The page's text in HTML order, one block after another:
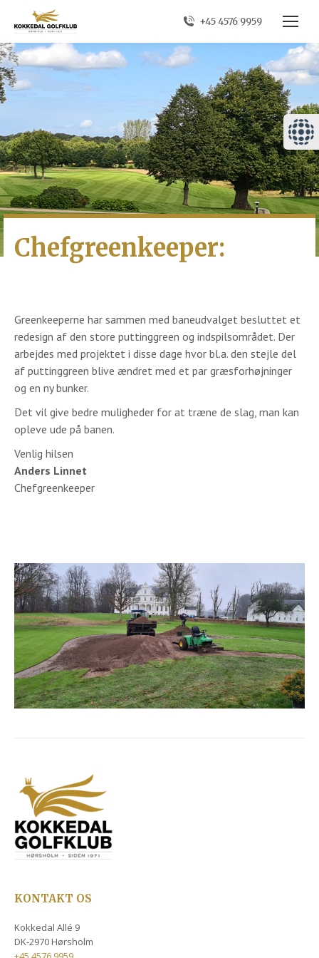
+45 4576 9959
Chefgreenkeeper:
Greenkeeperne har sammen med baneudvalget besluttet et
redesign af den store puttinggreen og indspilsområdet. Der
arbejdes med projektet i disse dage hvor bl.a. den stejle del
af puttinggreen blive ændret med et par græsforhøjninger
og en ny bunker.
Det vil give bedre muligheder for at træne de slag, man kan
opleve ude på banen.
Venlig hilsen
Anders Linnet
Chefgreenkeeper
KONTAKT OS
Kokkedal Allé 9
DK-2970 Hørsholm